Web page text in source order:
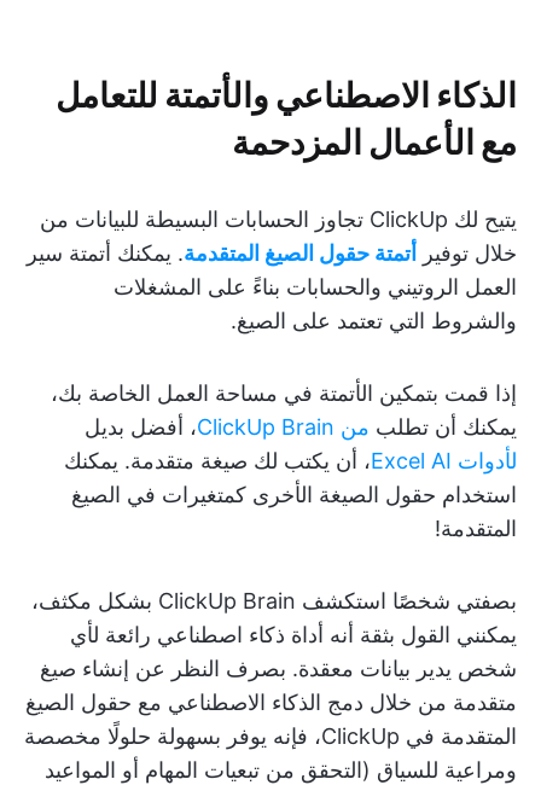
الذكاء الاصطناعي والأتمتة للتعامل
مع الأعمال المزدحمة
يتيح لك ClickUp تجاوز الحسابات البسيطة للبيانات من
خلال توفير
أتمتة حقول الصيغ المتقدمة. يمكنك أتمتة سير
العمل الروتيني والحسابات بناءً على المشغلات
والشروط التي تعتمد على الصيغ.
إذا قمت بتمكين الأتمتة في مساحة العمل الخاصة بك،
يمكنك أن تطلب من ClickUp Brain
، أفضل بديل
لأدوات Excel AI
، أن يكتب لك صيغة متقدمة. يمكنك
استخدام حقول الصيغة الأخرى كمتغيرات في الصيغ
المتقدمة!
بصفتي شخصًا استكشف ClickUp Brain بشكل مكثف،
يمكنني القول بثقة أنه أداة ذكاء اصطناعي رائعة لأي
شخص يدير بيانات معقدة. بصرف النظر عن إنشاء صيغ
متقدمة من خلال دمج الذكاء الاصطناعي مع حقول الصيغ
المتقدمة في ClickUp، فإنه يوفر بسهولة حلولًا مخصصة
ومراعية للسياق (التحقق من تبعيات المهام أو المواعيد